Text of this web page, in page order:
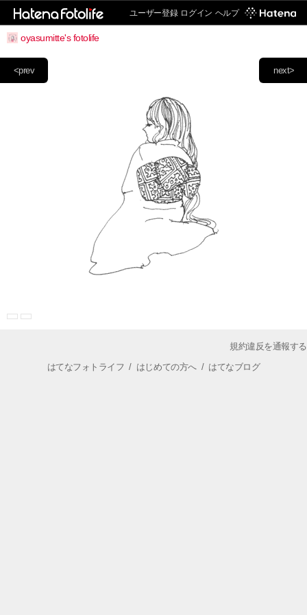
ユーザー登録 ログイン ヘルプ
oyasumitte's fotolife
next>
<prev
規約違反を通報する
はてなフォトライフ / はじめての方へ/ はてなブログ